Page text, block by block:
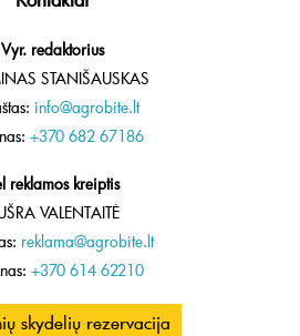
Vyr. redaktorius
STANIŠAUSKAS
info@agrobite.lt
+370 682 67186
reklamos kreiptis
VALENTAITĖ
reklama@agrobite.lt
+370 614 62210
skydelių rezervacija